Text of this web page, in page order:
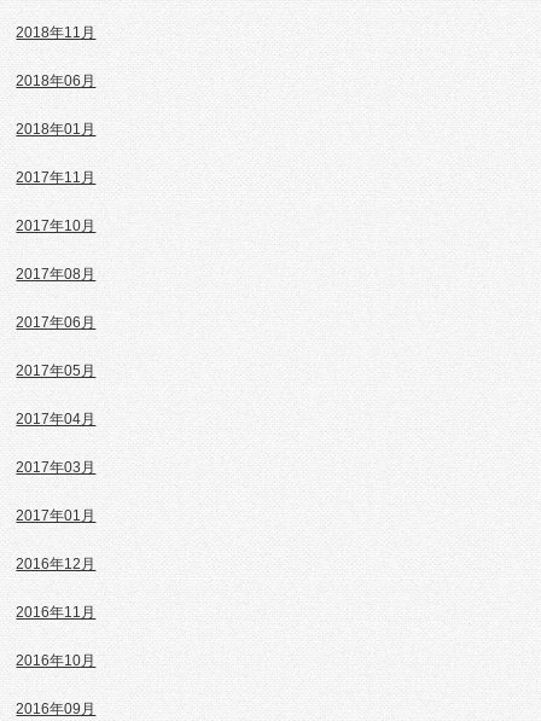
2018年11月
2018年06月
2018年01月
2017年11月
2017年10月
2017年08月
2017年06月
2017年05月
2017年04月
2017年03月
2017年01月
2016年12月
2016年11月
2016年10月
2016年09月